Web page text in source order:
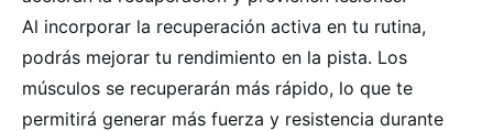
Al incorporar la recuperación activa en tu rutina,
podrás mejorar tu rendimiento en la pista. Los
músculos se recuperarán más rápido, lo que te
permitirá generar más fuerza y resistencia durante